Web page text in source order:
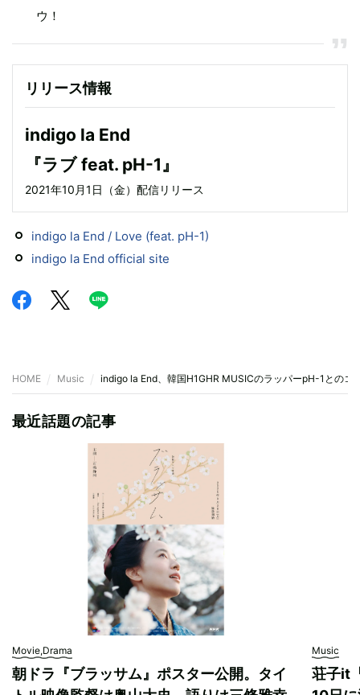
ウ！
リリース情報
indigo la End
『ラブ feat. pH-1』
2021年10月1日（金）配信リリース
indigo la End / Love (feat. pH-1)
indigo la End official site
HOME Music indigo la End、韓国H1GHR MUSICのラッパーpH-1とのコ
最近話題の記事
Movie,Drama
朝ドラ『ブラッサム』ポスター公開。タイ
Music
荘子it